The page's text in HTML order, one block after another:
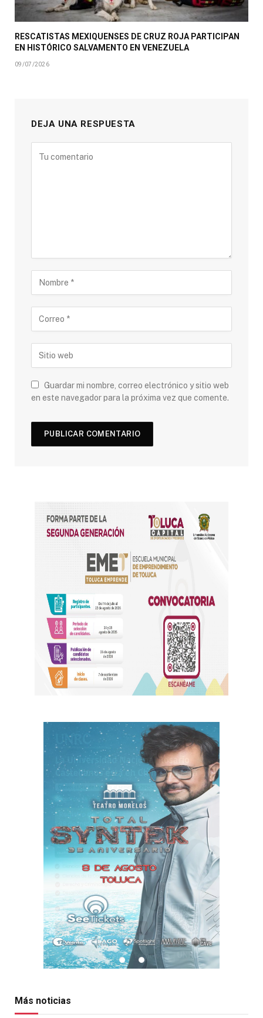
RESCATISTAS MEXIQUENSES DE CRUZ ROJA PARTICIPAN
EN HISTÓRICO SALVAMENTO EN VENEZUELA
09/07/2026
DEJA UNA RESPUESTA
Guardar mi nombre, correo electrónico y sitio web
en este navegador para la próxima vez que comente.
Más noticias